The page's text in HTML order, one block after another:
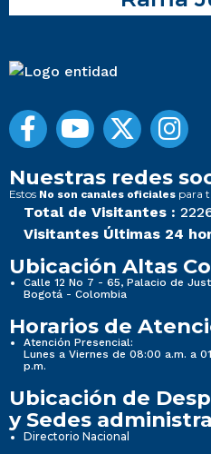
Nuestras redes
Estos No son canales oficiales para
Total de Visitantes :
Visitantes Últimas 24
Ubicación Altas
Calle 12 No 7 - 65, Palacio de
Bogotá - Colombia
Horarios de
Atención Presencial:
Lunes a Viernes de 08:00 a.m. a
p.m.
Ubicación de
y Sedes
Directorio Nacional